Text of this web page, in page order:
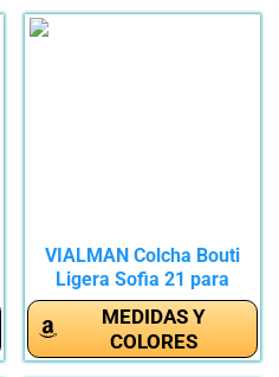
VIALMAN Colcha Bouti
Ligera Sofia 21 para
Cama...
MEDIDAS Y
COLORES